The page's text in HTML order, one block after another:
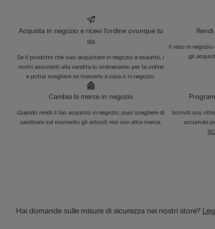
Acquista in negozio e ricevi l’ordine ovunque tu
sia
Se il prodotto che vuoi acquistare in negozio è esaurito, i
nostri assistenti alla vendita lo ordineranno per te online
e potrai scegliere se riceverlo a casa o in negozio.
Il reso in
gli
Cambia la merce in negozio
Quando rendi il tuo acquisto in negozio, puoi scegliere di
cambiare sul momento gli articoli resi con altra merce.
Iscriviti ora,
accumula
Hai domande sulle misure di sicurezza nei nostri store?